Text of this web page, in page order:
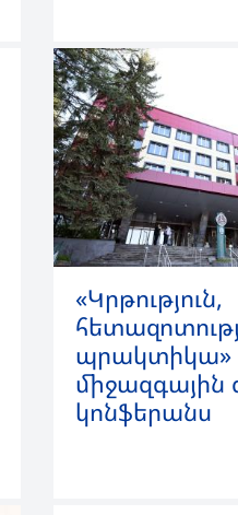
«Կրթություն,
պրակտիկա»
կոնֆերանս